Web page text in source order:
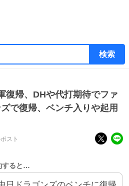
検索
復帰、DHや代打期待でファ
で復帰、ベンチ入りや起用
スト
すると…